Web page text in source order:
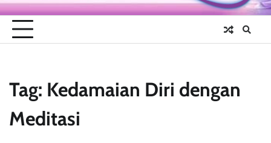
Tag: Kedamaian Diri dengan
Meditasi